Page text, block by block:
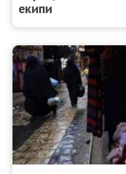
екипи